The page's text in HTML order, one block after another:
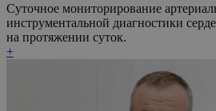
Суточное мониторирование
инструментальной диагностики
на протяжении суток.
+